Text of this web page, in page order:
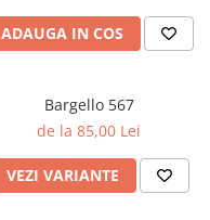
ADAUGA IN COS
Bargello 567
de la 85,00 Lei
VEZI VARIANTE